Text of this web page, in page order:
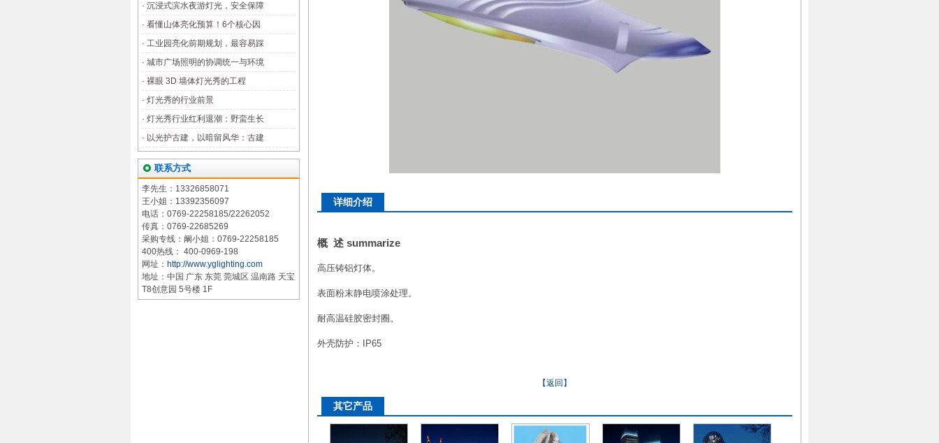
· 沉浸式滨水夜游灯光，安全保障
· 看懂山体亮化预算！6个核心因
· 工业园亮化前期规划，最容易踩
· 城市广场照明的协调统一与环境
· 裸眼 3D 墙体灯光秀的工程
· 灯光秀的行业前景
· 灯光秀行业红利退潮：野蛮生长
· 以光护古建，以暗留风华：古建
联系方式
李先生：13326858071
王小姐：13392356097
电话：0769-22258185/22262052
传真：0769-22685269
采购专线：阚小姐：0769-22258185
400热线： 400-0969-198
网址： http://www.yglighting.com
地址：中国 广东 东莞 莞城区 温南路 天宝
T8创意园 5号楼 1F
详细介绍
概 述 summarize
高压铸铝灯体。
表面粉末静电喷涂处理。
耐高温硅胶密封圈。
外壳防护：IP65
【返回】
其它产品